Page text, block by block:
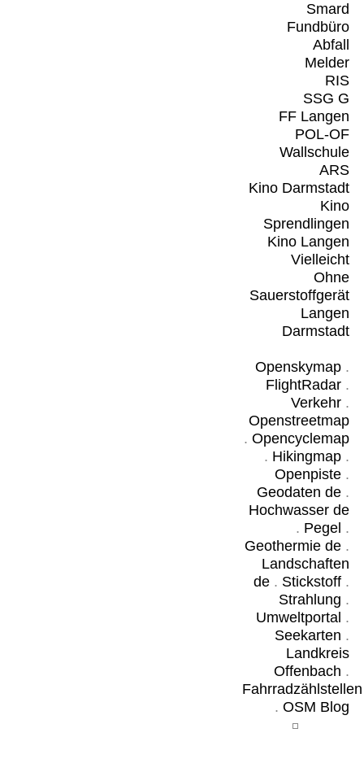
Smard
Fundbüro
Abfall
Melder
RIS
SSG G
FF Langen
POL-OF
Wallschule
ARS
Kino Darmstadt
Kino
Sprendlingen
Kino Langen
Vielleicht
Ohne
Sauerstoffgerät
Langen
Darmstadt
Openskymap.
FlightRadar.
Verkehr.
Openstreetmap
. Opencyclemap
. Hikingmap.
Openpiste.
Geodaten de.
Hochwasser de
. Pegel .
Geothermie de.
Landschaften
de. Stickstoff.
Strahlung .
Umweltportal .
Seekarten .
Landkreis
Offenbach .
Fahrradzählstellen
. OSM Blog